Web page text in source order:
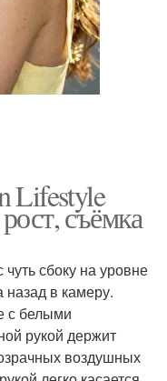
Lifestyle
съёмка
чуть сбоку на уровне
назад в камеру.
с белыми
рукой держит
воздушных